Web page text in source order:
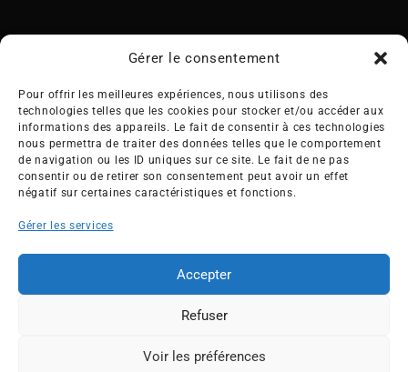
Gérer le consentement
Pour offrir les meilleures expériences, nous utilisons des
technologies telles que les cookies pour stocker et/ou accéder aux
informations des appareils. Le fait de consentir à ces technologies
nous permettra de traiter des données telles que le comportement
de navigation ou les ID uniques sur ce site. Le fait de ne pas
consentir ou de retirer son consentement peut avoir un effet
négatif sur certaines caractéristiques et fonctions.
Gérer les services
Accepter
Refuser
Voir les préférences
Créée en 1992, l’association française des Entreprises pour
l’Environnement (EPE) rassemble une soixantaine de grandes
entreprises françaises et internationales de tous les secteurs
aux enjeux d’une transition écologique intégrée.
Nos membres
Actus
Presse
Contacts
RGPD
ESPACE MEMBRES